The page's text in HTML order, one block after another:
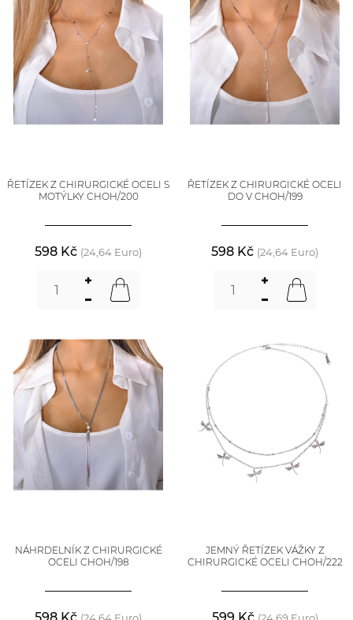
ŘETÍZEK Z CHIRURGICKÉ OCELI S
MOTÝLKY CHOH/200
598 Kč (24,64 Euro)
ŘETÍZEK Z CHIRURGICKÉ OCELI
DO V CHOH/199
598 Kč (24,64 Euro)
NÁHRDELNÍK Z CHIRURGICKÉ
OCELI CHOH/198
JEMNÝ ŘETÍZEK VÁŽKY Z
CHIRURGICKÉ OCELI CHOH/222